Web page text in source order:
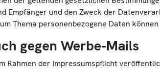
Empfänger und den Zweck der
Thema personenbezogene Daten
gegen Werbe-Mails
Rahmen der Impressumspflicht